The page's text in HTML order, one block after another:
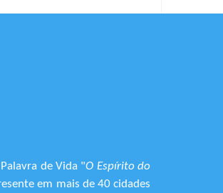
de Vida "O Espírito do
em mais de 40 cidades